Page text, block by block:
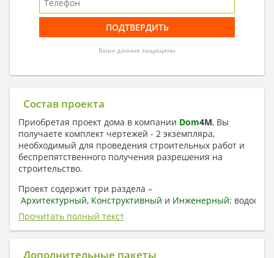
Ваши данные защищены
Состав проекта
Приобретая проект дома в компании Dom4M, Вы
получаете комплект чертежей - 2 экземпляра,
необходимый для проведения строительных работ и
беспрепятственного получения разрешения на
строительство.
Проект содержит три раздела –
Архитектурный, Конструктивный и Инженерный:
отопление, вентиляция, канализация,
электроснабжение (приобретается за дополнительную
плату) + Пояснительная записка.
1. Архитектурный раздел:
Прочитать полный текст
Дополнительные пакеты